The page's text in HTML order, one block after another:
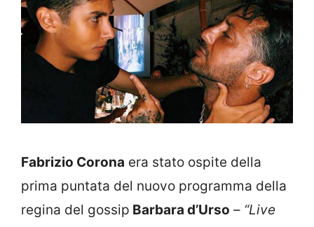
Fabrizio Corona era stato ospite della
prima puntata del nuovo programma della
regina del gossip Barbara d’Urso – “Live